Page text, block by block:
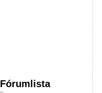
Fórumlista